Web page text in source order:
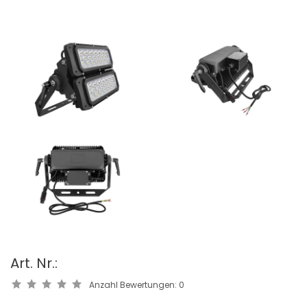
Art. Nr.:
Anzahl Bewertungen: 0